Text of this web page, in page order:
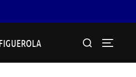
Search